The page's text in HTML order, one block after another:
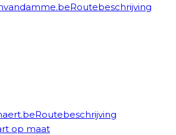
Routebeschrijving
Routebeschrijving
op maat